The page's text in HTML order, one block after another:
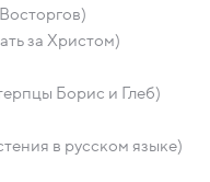
за Христом)
Борис и Глеб)
в русском языке)